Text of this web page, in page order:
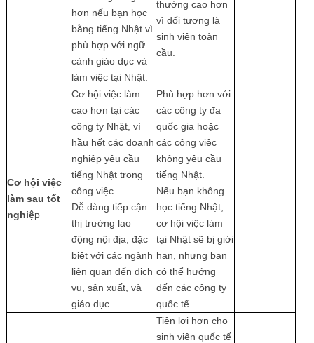
hơn nếu bạn học
bằng tiếng Nhật vì
phù hợp với ngữ
cảnh giáo dục và
làm việc tại Nhật.
thường cao hơn
vì đối tượng là
sinh viên toàn
cầu.
Cơ hội việc
làm sau tốt
nghiệp
Cơ hội việc làm
cao hơn tại các
công ty Nhật, vì
hầu hết các doanh
nghiệp yêu cầu
tiếng Nhật trong
công việc.
Dễ dàng tiếp cận
thị trường lao
động nội địa, đặc
biệt với các ngành
liên quan đến dịch
vụ, sản xuất, và
giáo dục.
Phù hợp hơn với
các công ty đa
quốc gia hoặc
các công việc
không yêu cầu
tiếng Nhật.
Nếu bạn không
học tiếng Nhật,
cơ hội việc làm
tại Nhật sẽ bị giới
hạn, nhưng bạn
có thể hướng
đến các công ty
quốc tế.
Tiện lợi hơn cho
sinh viên quốc tế